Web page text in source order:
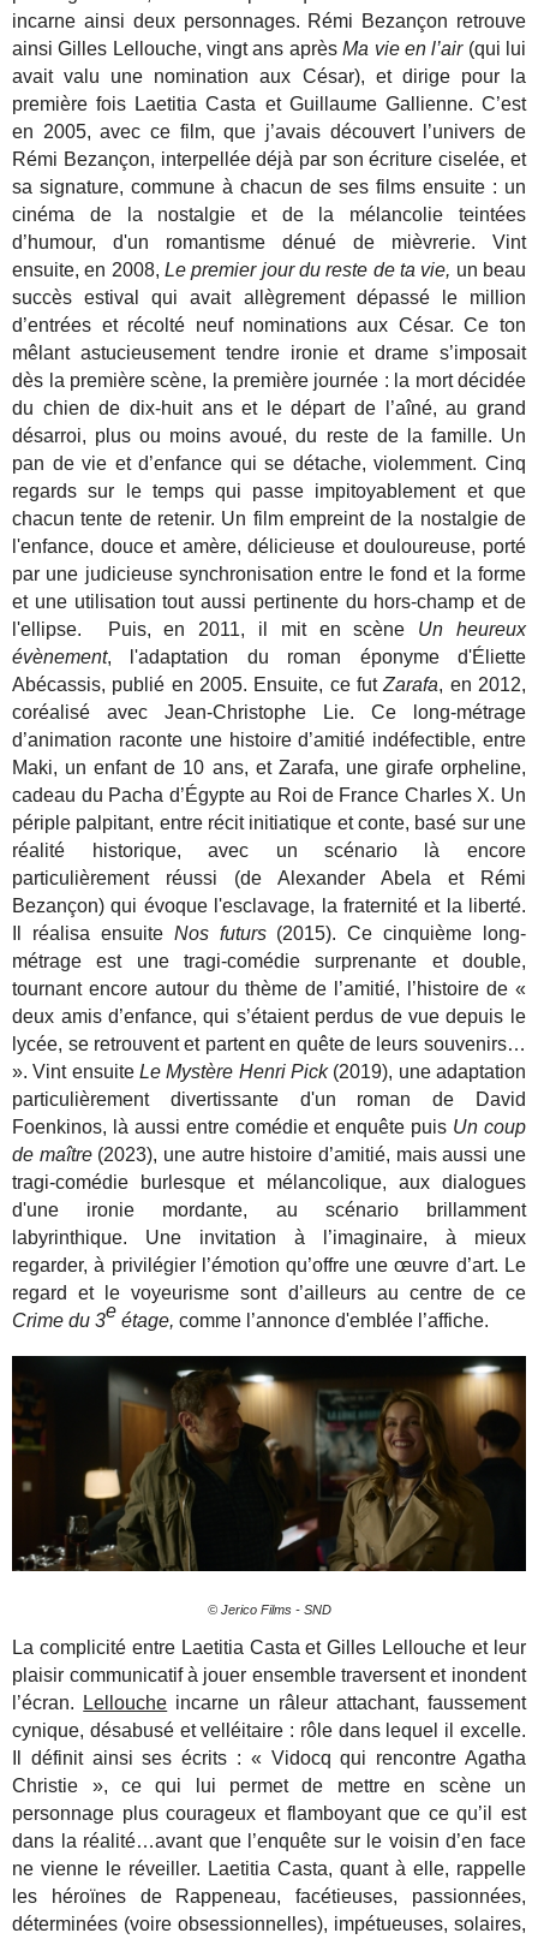
incarne ainsi deux personnages. Rémi Bezançon retrouve
ainsi Gilles Lellouche, vingt ans aprèsMa vie en l’air(qui lui
avait valu une nomination aux César), et dirige pour la
première fois Laetitia Casta et Guillaume Gallienne. C’est
en 2005, avec ce film, que j’avais découvert l’univers de
Rémi Bezançon, interpellée déjà par son écriture ciselée, et
sa signature, commune à chacun de ses films ensuite : un
cinéma de la nostalgie et de la mélancolie teintées
d’humour, d'un romantisme dénué de mièvrerie. Vint
ensuite, en 2008,Le premier jour du reste de ta vie, un beau
succès estival qui avait allègrement dépassé le million
d’entrées et récolté neuf nominations aux César. Ce ton
mêlant astucieusement tendre ironie et drame s’imposait
dès la première scène, la première journée : la mort décidée
du chien de dix-huit ans et le départ de l’aîné, au grand
désarroi, plus ou moins avoué, du reste de la famille. Un
pan de vie et d’enfance qui se détache, violemment. Cinq
regards sur le temps qui passe impitoyablement et que
chacun tente de retenir. Un film empreint de la nostalgie de
l'enfance, douce et amère, délicieuse et douloureuse, porté
par une judicieuse synchronisation entre le fond et la forme
et une utilisation tout aussi pertinente du hors-champ et de
l'ellipse. Puis, en 2011, il mit en scène Un heureux
évènement, l'adaptation du roman éponyme d'Éliette
Abécassis, publié en 2005. Ensuite, ce futZarafa, en 2012,
coréalisé avec Jean-Christophe Lie. Ce long-métrage
d’animation raconte une histoire d’amitié indéfectible, entre
Maki, un enfant de 10 ans, et Zarafa, une girafe orpheline,
cadeau du Pacha d’Égypte au Roi de France Charles X. Un
périple palpitant, entre récit initiatique et conte, basé sur une
réalité historique, avec un scénario là encore
particulièrement réussi (de Alexander Abela et Rémi
Bezançon) qui évoque l'esclavage, la fraternité et la liberté.
Il réalisa ensuite Nos futurs(2015). Ce cinquième long-
métrage est une tragi-comédie surprenante et double,
tournant encore autour du thème de l’amitié,
l’histoire de «
deux amis d’enfance, qui s’étaient perdus de vue depuis le
lycée, se retrouvent et partent en quête de leurs souvenirs…
». Vint ensuiteLe Mystère Henri Pick(2019), une adaptation
particulièrement divertissante d'un roman de David
Foenkinos, là aussi entre comédie et enquête puis Un coup
de maître(2023), une autre histoire d’amitié, mais aussi une
tragi-comédie burlesque et mélancolique, aux dialogues
d'une ironie mordante, au scénario brillamment
labyrinthique. Une invitation à l’imaginaire, à mieux
regarder, à privilégier l’émotion qu’offre une œuvre d’art. Le
regard et le voyeurisme sont d’ailleurs au centre de ce
Crime du 3e étage, comme l’annonce d'emblée l’affiche.
© Jerico Films - SND
La complicité entre Laetitia Casta et Gilles Lellouche et leur
plaisir communicatif à jouer ensemble traversent et inondent
l’écran.
Lellouche incarne un râleur attachant, faussement
cynique, désabusé et velléitaire : rôle dans lequel il excelle.
Il définit ainsi ses écrits : « Vidocq qui rencontre Agatha
Christie », ce qui lui permet de mettre en scène un
personnage plus courageux et flamboyant que ce qu’il est
dans la réalité…avant que l’enquête sur le voisin d’en face
ne vienne le réveiller. Laetitia Casta, quant à elle, rappelle
les héroïnes de Rappeneau, facétieuses, passionnées,
déterminées (voire obsessionnelles), impétueuses, solaires,